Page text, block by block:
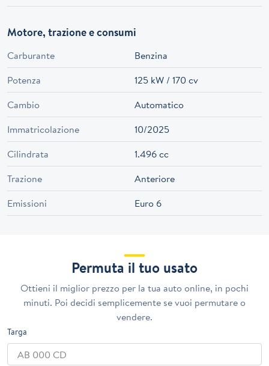
Motore, trazione e consumi
Carburante
Benzina
Potenza
125 kW / 170 cv
Cambio
Automatico
Immatricolazione
10/2025
Cilindrata
1.496 cc
Trazione
Anteriore
Emissioni
Euro 6
Permuta il tuo usato
Ottieni il miglior prezzo per la tua auto online, in pochi
minuti. Poi decidi semplicemente se vuoi permutare o
vendere.
Targa